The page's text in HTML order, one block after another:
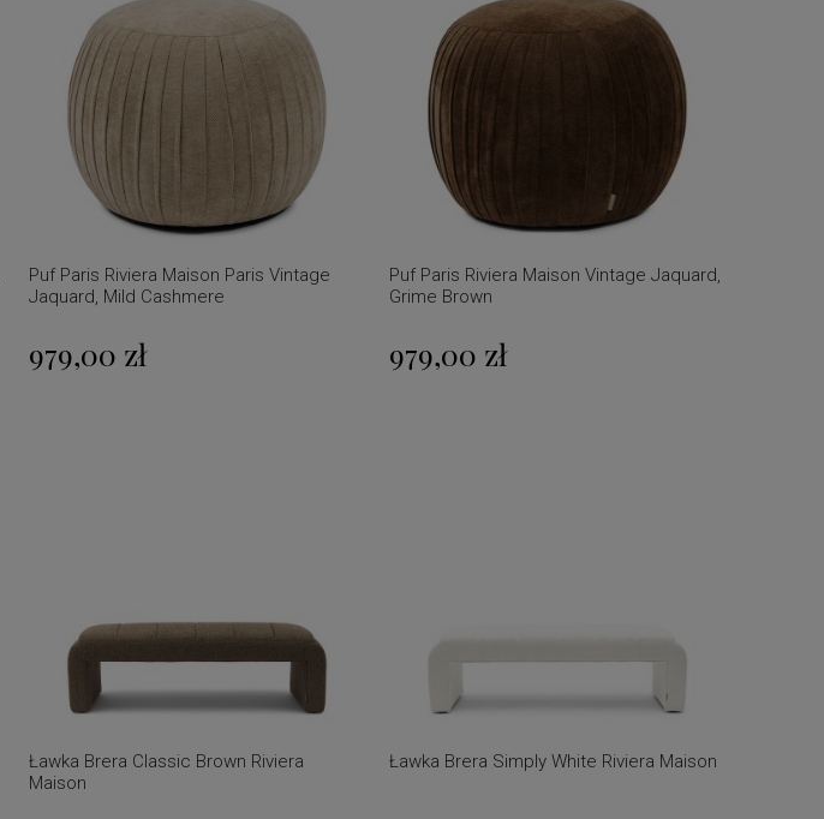
Puf Paris Riviera Maison Paris Vintage
Jaquard, Mild Cashmere
979,00 zł
Puf Paris Riviera Maison Vintage Jaquard,
Grime Brown
979,00 zł
Ławka Brera Classic Brown Riviera
Maison
Ławka Brera Simply White Riviera Maison